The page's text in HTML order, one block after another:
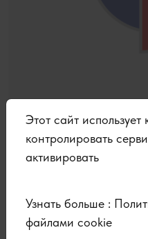
ВТОРНИК 19 СЕНТЯБРЯ,
Проект
стартовал при
Этот сайт использует
контролировать
активировать
Узнать больше :
файлами cookie